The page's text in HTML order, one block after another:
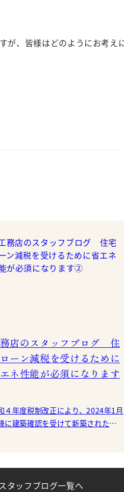
が、皆様はどのようにお考え
店のスタッフブログ 住
ーン減税を受けるために
ネ性能が必須になります
４年度税制改正により、2024年1月
に建築確認を受けて新築された住
タッフブログ一覧へ